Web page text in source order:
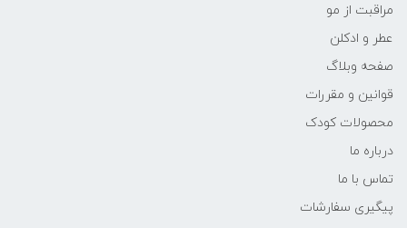
مراقبت از مو
عطر و ادکلن
صفحه وبلاگ
قوانین و مقررات
محصولات کودک
درباره ما
تماس با ما
پیگیری سفارشات